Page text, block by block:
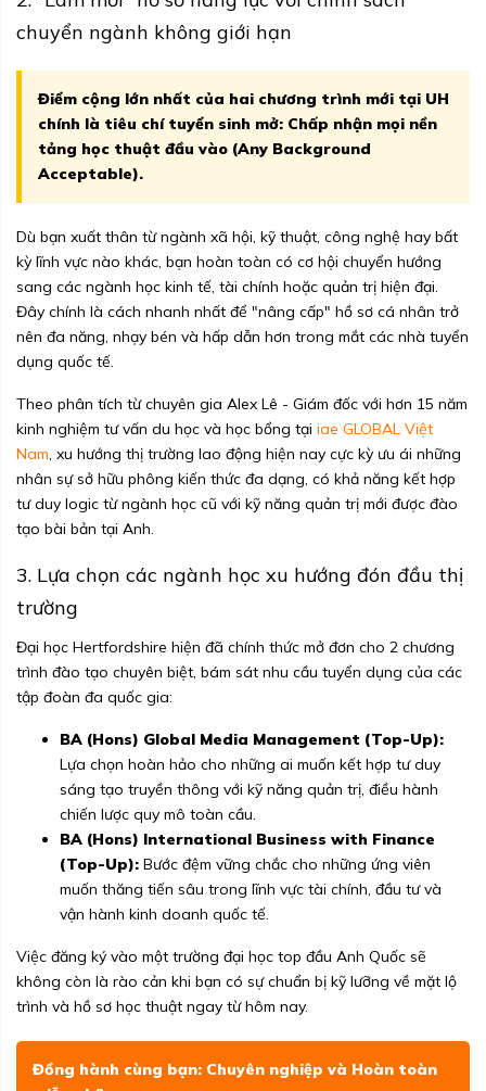
chuyển ngành không giới hạn
Điểm cộng lớn nhất của hai chương trình mới tại UH
chính là tiêu chí tuyển sinh mở: Chấp nhận mọi nền
tảng học thuật đầu vào (Any Background
Acceptable).
Dù bạn xuất thân từ ngành xã hội, kỹ thuật, công nghệ hay bất
kỳ lĩnh vực nào khác, bạn hoàn toàn có cơ hội chuyển hướng
sang các ngành học kinh tế, tài chính hoặc quản trị hiện đại.
Đây chính là cách nhanh nhất để "nâng cấp" hồ sơ cá nhân trở
nên đa năng, nhạy bén và hấp dẫn hơn trong mắt các nhà tuyển
dụng quốc tế.
Theo phân tích từ chuyên gia Alex Lê - Giám đốc với hơn 15 năm
kinh nghiệm tư vấn du học và học bổng tại iae GLOBAL Việt
Nam, xu hướng thị trường lao động hiện nay cực kỳ ưu ái những
nhân sự sở hữu phông kiến thức đa dạng, có khả năng kết hợp
tư duy logic từ ngành học cũ với kỹ năng quản trị mới được đào
tạo bài bản tại Anh.
3. Lựa chọn các ngành học xu hướng đón đầu thị
trường
Đại học Hertfordshire hiện đã chính thức mở đơn cho 2 chương
trình đào tạo chuyên biệt, bám sát nhu cầu tuyển dụng của các
tập đoàn đa quốc gia:
BA (Hons) Global Media Management (Top-Up):
Lựa chọn hoàn hảo cho những ai muốn kết hợp tư duy
sáng tạo truyền thông với kỹ năng quản trị, điều hành
chiến lược quy mô toàn cầu.
BA (Hons) International Business with Finance
(Top-Up): Bước đệm vững chắc cho những ứng viên
muốn thăng tiến sâu trong lĩnh vực tài chính, đầu tư và
vận hành kinh doanh quốc tế.
Việc đăng ký vào một trường đại học top đầu Anh Quốc sẽ
không còn là rào cản khi bạn có sự chuẩn bị kỹ lưỡng về mặt lộ
trình và hồ sơ học thuật ngay từ hôm nay.
Đồng hành cùng bạn: Chuyên nghiệp và Hoàn toàn